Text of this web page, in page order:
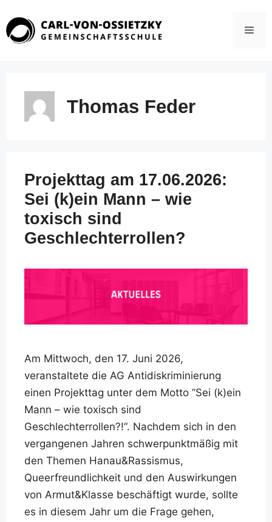
Inhalt
springen
Thomas Feder
Projekttag am 17.06.2026:
Sei (k)ein Mann – wie
toxisch sind
Geschlechterrollen?
Am Mittwoch, den 17. Juni 2026,
veranstaltete die AG Antidiskriminierung
einen Projekttag unter dem Motto ”Sei (k)ein
Mann – wie toxisch sind
Geschlechterrollen?!“. Nachdem sich in den
vergangenen Jahren schwerpunktmäßig mit
den Themen Hanau&Rassismus,
Queerfreundlichkeit und den Auswirkungen
von Armut&Klasse beschäftigt wurde, sollte
es in diesem Jahr um die Frage gehen,